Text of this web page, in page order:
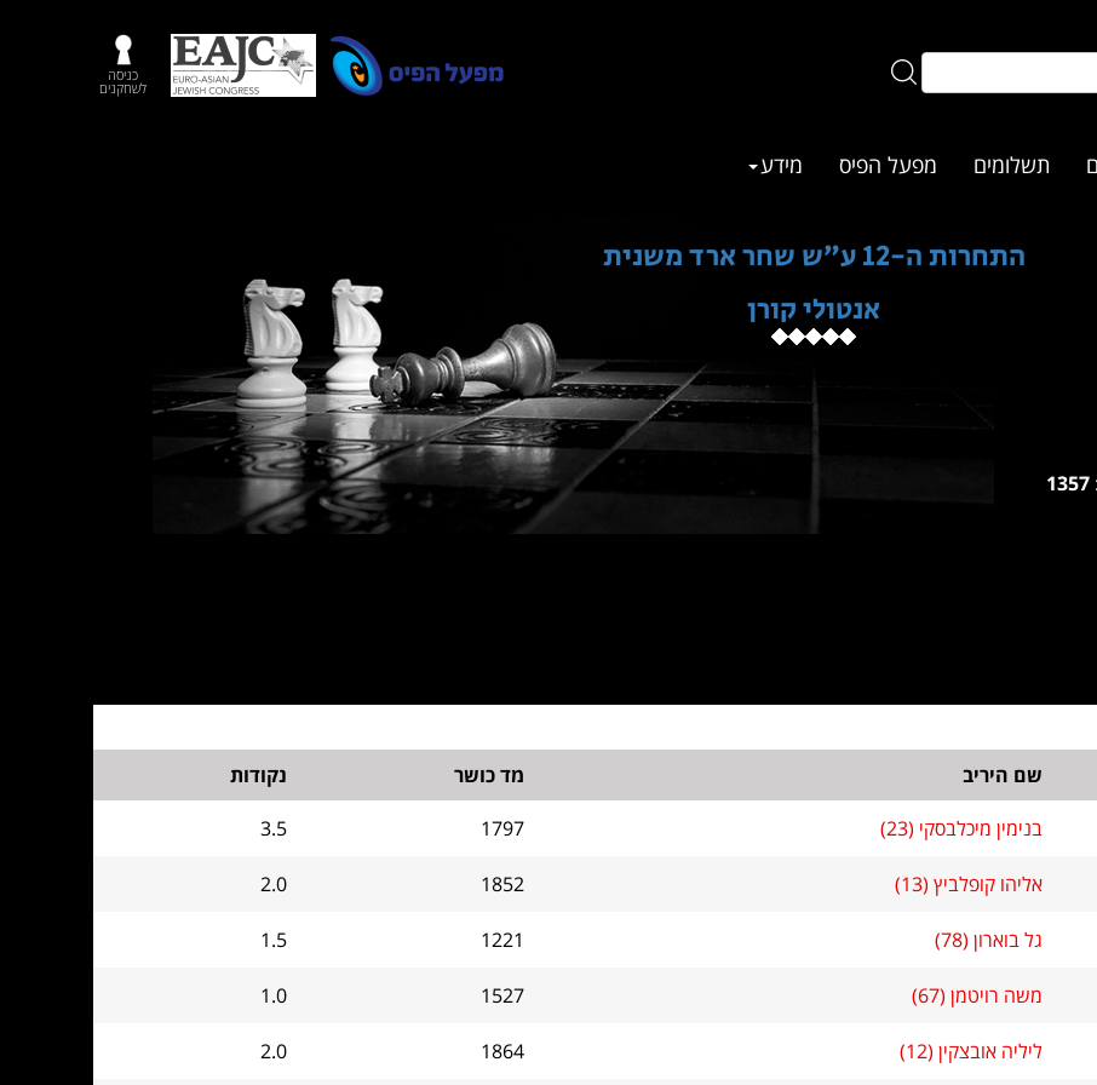
כניסה
לשחקנים
תשלומים מפעל הפיס מידע
התחרות ה-12 ע״ש שחר ארד משנית
אנטולי קורן
1357
שם היריב מד כושר
נקודות
בנימין מיכלבסקי (23) 1797
3.5
אליהו קופלביץ (13) 1852
2.0
גל בוארון (78) 1221
1.5
משה רויטמן (67) 1527
1.0
ליליה אובצקין (12) 1864
2.0